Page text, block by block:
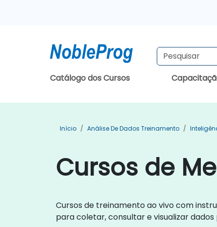
Catálogo dos Cursos
Início Análise De Dados Treinamento
Cursos de
Cursos de treinamento ao vivo com
para coletar, consultar e visualizar